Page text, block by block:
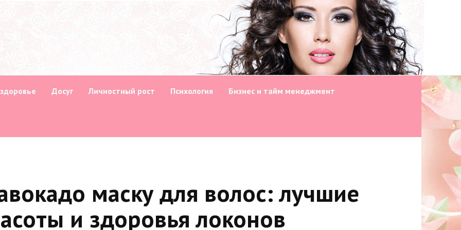
Досуг Личностный рост Психология Бизнес и тайм менеджмент
маску для волос: лучшие
и здоровья локонов